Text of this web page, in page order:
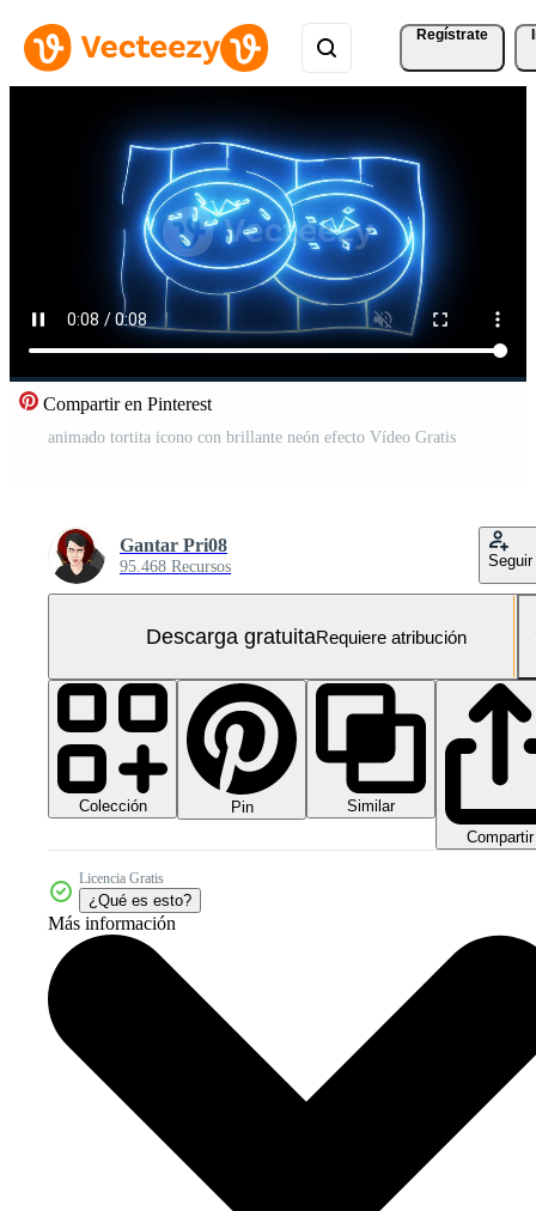
Regístrate
Compartir en Pinterest
animado tortita icono con brillante neón efecto Vídeo Gratis
Gantar Pri08
95.468 Recursos Seguir
Descarga gratuitaRequiere atribución
Colección Pin
Similar
Compartir
Licencia Gratis
¿Qué es esto?
Más información